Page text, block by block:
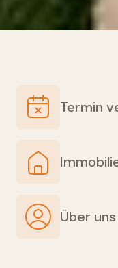
Termin
Über uns